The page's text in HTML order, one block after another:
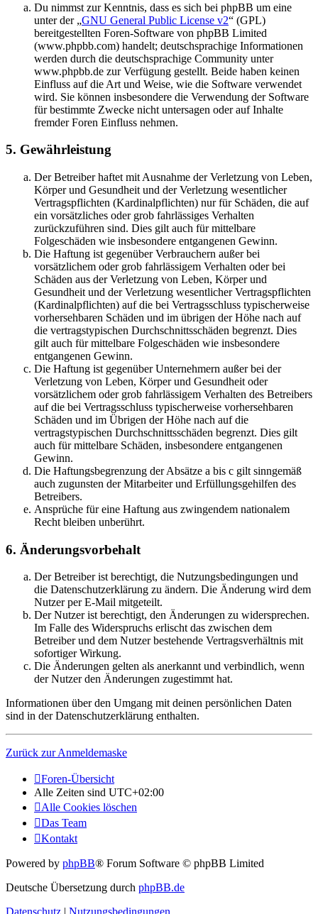
Du nimmst zur Kenntnis, dass es sich bei phpBB um eine
unter der „GNU General Public License v2“ (GPL)
bereitgestellten Foren-Software von phpBB Limited
(www.phpbb.com) handelt; deutschsprachige Informationen
werden durch die deutschsprachige Community unter
www.phpbb.de zur Verfügung gestellt. Beide haben keinen
Einfluss auf die Art und Weise, wie die Software verwendet
wird. Sie können insbesondere die Verwendung der Software
für bestimmte Zwecke nicht untersagen oder auf Inhalte
fremder Foren Einfluss nehmen.
5. Gewährleistung
Der Betreiber haftet mit Ausnahme der Verletzung von Leben,
Körper und Gesundheit und der Verletzung wesentlicher
Vertragspflichten (Kardinalpflichten) nur für Schäden, die auf
ein vorsätzliches oder grob fahrlässiges Verhalten
zurückzuführen sind. Dies gilt auch für mittelbare
Folgeschäden wie insbesondere entgangenen Gewinn.
Die Haftung ist gegenüber Verbrauchern außer bei
vorsätzlichem oder grob fahrlässigem Verhalten oder bei
Schäden aus der Verletzung von Leben, Körper und
Gesundheit und der Verletzung wesentlicher Vertragspflichten
(Kardinalpflichten) auf die bei Vertragsschluss typischerweise
vorhersehbaren Schäden und im übrigen der Höhe nach auf
die vertragstypischen Durchschnittsschäden begrenzt. Dies
gilt auch für mittelbare Folgeschäden wie insbesondere
entgangenen Gewinn.
Die Haftung ist gegenüber Unternehmern außer bei der
Verletzung von Leben, Körper und Gesundheit oder
vorsätzlichem oder grob fahrlässigem Verhalten des Betreibers
auf die bei Vertragsschluss typischerweise vorhersehbaren
Schäden und im Übrigen der Höhe nach auf die
vertragstypischen Durchschnittsschäden begrenzt. Dies gilt
auch für mittelbare Schäden, insbesondere entgangenen
Gewinn.
Die Haftungsbegrenzung der Absätze a bis c gilt sinngemäß
auch zugunsten der Mitarbeiter und Erfüllungsgehilfen des
Betreibers.
Ansprüche für eine Haftung aus zwingendem nationalem
Recht bleiben unberührt.
6. Änderungsvorbehalt
Der Betreiber ist berechtigt, die Nutzungsbedingungen und
die Datenschutzerklärung zu ändern. Die Änderung wird dem
Nutzer per E-Mail mitgeteilt.
Der Nutzer ist berechtigt, den Änderungen zu widersprechen.
Im Falle des Widerspruchs erlischt das zwischen dem
Betreiber und dem Nutzer bestehende Vertragsverhältnis mit
sofortiger Wirkung.
Die Änderungen gelten als anerkannt und verbindlich, wenn
der Nutzer den Änderungen zugestimmt hat.
Informationen über den Umgang mit deinen persönlichen Daten
sind in der Datenschutzerklärung enthalten.
Zurück zur Anmeldemaske
Foren-Übersicht
Alle Zeiten sind UTC+02:00
Alle Cookies löschen
Das Team
Kontakt
Powered by phpBB® Forum Software © phpBB Limited
Deutsche Übersetzung durch phpBB.de